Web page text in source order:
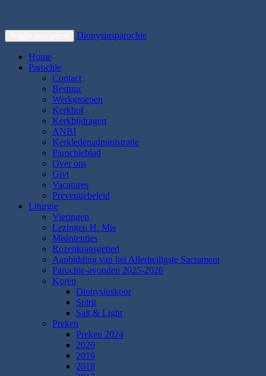
Dionysiusparochie
Home
Parochie
Contact
Bestuur
Werkgroepen
Kerkhof
Kerkbijdragen
ANBI
Kerkledenadministratie
Parochieblad
Over ons
Givt
Vacatures
Preventiebeleid
Liturgie
Vieringen
Lezingen H. Mis
Misintenties
Rozenkransgebed
Aanbidding van het Allerheiligste Sacrament
Parochie-avonden 2025-2026
Koren
Dionysiuskoor
Spirit
Salt & Light
Preken
Preken 2024
2020
2019
2018